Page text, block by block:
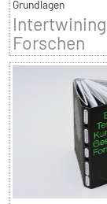
Grundlagen
Forschen